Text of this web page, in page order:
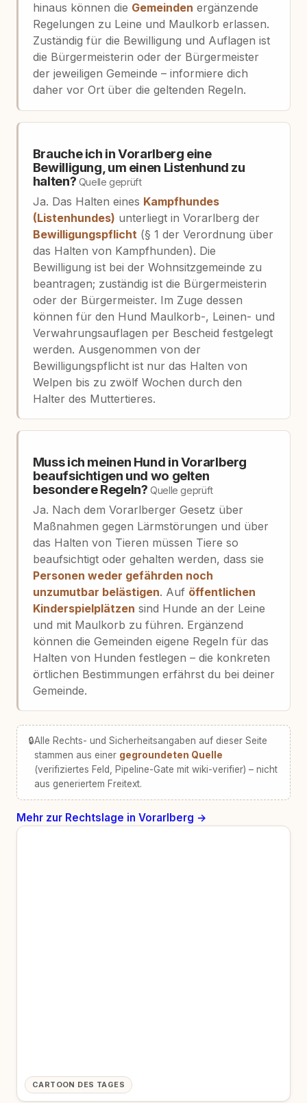
hinaus können die Gemeinden ergänzende
Regelungen zu Leine und Maulkorb erlassen.
Zuständig für die Bewilligung und Auflagen ist
die Bürgermeisterin oder der Bürgermeister
der jeweiligen Gemeinde – informiere dich
daher vor Ort über die geltenden Regeln.
Brauche ich in Vorarlberg eine
Bewilligung, um einen Listenhund zu
halten? Quelle geprüft
Ja. Das Halten eines Kampfhundes
(Listenhundes) unterliegt in Vorarlberg der
Bewilligungspflicht (§ 1 der Verordnung über
das Halten von Kampfhunden). Die
Bewilligung ist bei der Wohnsitzgemeinde zu
beantragen; zuständig ist die Bürgermeisterin
oder der Bürgermeister. Im Zuge dessen
können für den Hund Maulkorb-, Leinen- und
Verwahrungsauflagen per Bescheid festgelegt
werden. Ausgenommen von der
Bewilligungspflicht ist nur das Halten von
Welpen bis zu zwölf Wochen durch den
Halter des Muttertieres.
Muss ich meinen Hund in Vorarlberg
beaufsichtigen und wo gelten
besondere Regeln?Quelle geprüft
Ja. Nach dem Vorarlberger Gesetz über
Maßnahmen gegen Lärmstörungen und über
das Halten von Tieren müssen Tiere so
beaufsichtigt oder gehalten werden, dass sie
Personen weder gefährden noch
unzumutbar belästigen. Auf öffentlichen
Kinderspielplätzen sind Hunde an der Leine
und mit Maulkorb zu führen. Ergänzend
können die Gemeinden eigene Regeln für das
Halten von Hunden festlegen – die konkreten
örtlichen Bestimmungen erfährst du bei deiner
Gemeinde.
🔒Alle Rechts- und Sicherheitsangaben auf dieser Seite
stammen aus einer gegroundeten Quelle
(verifiziertes Feld, Pipeline-Gate mit wiki-verifier) – nicht
aus generiertem Freitext.
Mehr zur Rechtslage in Vorarlberg →
CARTOON DES TAGES